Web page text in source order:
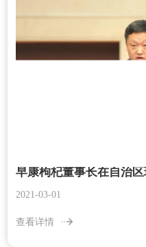
2021-03-01
查看详情